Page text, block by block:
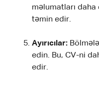
məlumatları daha
təmin edir.
Ayırıcılar:
edin. Bu, CV-ni
edir.